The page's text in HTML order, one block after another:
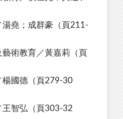
湯堯；成群豪（頁211-
術教育／黃嘉莉（頁
楊國德（頁279-30
王智弘（頁303-32